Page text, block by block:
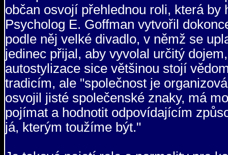
občan osvojí přehlednou roli, která
Psycholog E. Goffman vytvořil
podle něj velké divadlo, v němž se
jedinec přijal, aby vyvolal určitý
autostylizace sice většinou stojí
tradicím, ale "společnost je
osvojil jisté společenské znaky, má
pojímat a hodnotit odpovídajícím
já, kterým toužíme být."